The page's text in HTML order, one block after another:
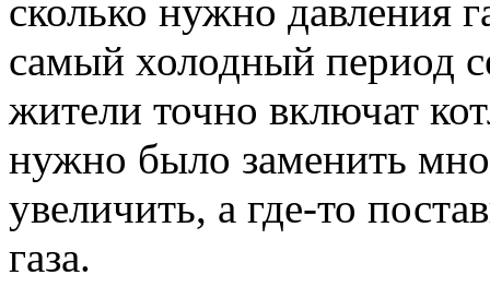
сколько нужно давления
самый холодный период
жители точно включат
нужно было заменить
увеличить, а где-то
газа.